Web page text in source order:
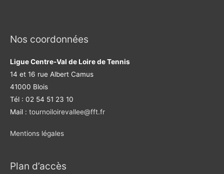
Nos coordonnées
Ligue Centre-Val de Loire de Tennis
14 et 16 rue Albert Camus
41000 Blois
Tél : 02 54 51 23 10
Mail : tournoiloirevallee@fft.fr
Mentions légales
Plan d’accès